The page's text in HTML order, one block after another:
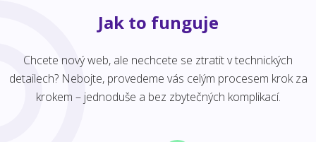
Jak to funguje
Chcete nový web, ale nechcete se ztratit v technických
detailech? Nebojte, provedeme vás celým procesem krok za
krokem – jednoduše a bez zbytečných komplikací.